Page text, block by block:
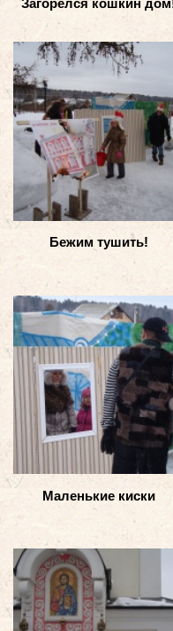
Загорелся кошкин
Бежим тушить!
Маленькие киски